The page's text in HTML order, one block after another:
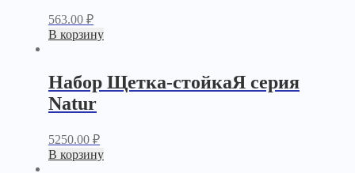
563.00 ₽
В корзину
Набор Щетка-стойкаЯ серия
Natur
5250.00 ₽
В корзину